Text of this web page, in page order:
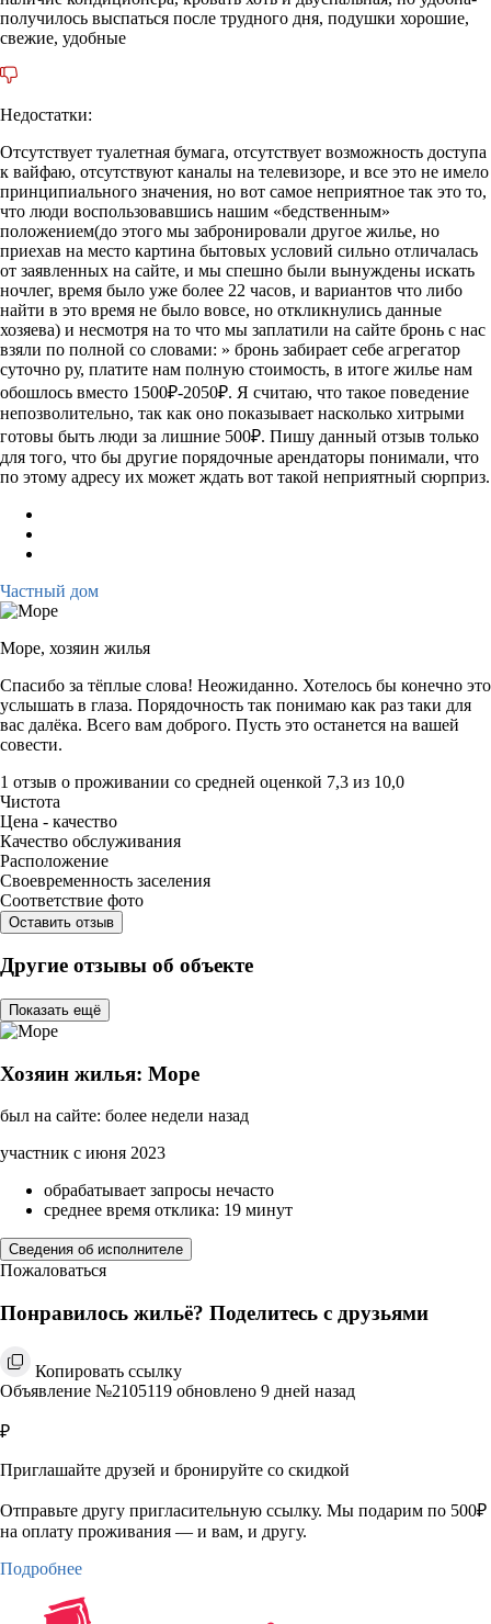
получилось выспаться после трудного дня, подушки хорошие,
свежие, удобные
Недостатки:
Отсутствует туалетная бумага, отсутствует возможность доступа
к вайфаю, отсутствуют каналы на телевизоре, и все это не имело
принципиального значения, но вот самое неприятное так это то,
что люди воспользовавшись нашим «бедственным»
положением(до этого мы забронировали другое жилье, но
приехав на место картина бытовых условий сильно отличалась
от заявленных на сайте, и мы спешно были вынуждены искать
ночлег, время было уже более 22 часов, и вариантов что либо
найти в это время не было вовсе, но откликнулись данные
хозяева) и несмотря на то что мы заплатили на сайте бронь с нас
взяли по полной со словами: » бронь забирает себе агрегатор
суточно ру, платите нам полную стоимость, в итоге жилье нам
обошлось вместо 1500₽-2050₽. Я считаю, что такое поведение
непозволительно, так как оно показывает насколько хитрыми
готовы быть люди за лишние 500₽. Пишу данный отзыв только
для того, что бы другие порядочные арендаторы понимали, что
по этому адресу их может ждать вот такой неприятный сюрприз.
Частный дом
Море, хозяин жилья
Спасибо за тёплые слова! Неожиданно. Хотелось бы конечно это
услышать в глаза. Порядочность так понимаю как раз таки для
вас далёка. Всего вам доброго. Пусть это останется на вашей
совести.
1 отзыв о проживании со средней оценкой 7,3 из 10,0
Чистота
Цена - качество
Качество обслуживания
Расположение
Своевременность заселения
Соответствие фото
Оставить отзыв
Другие отзывы об объекте
Показать ещё
Хозяин жилья: Море
был на сайте: более недели назад
участник с июня 2023
обрабатывает запросы нечасто
среднее время отклика: 19 минут
Сведения об исполнителе
Пожаловаться
Понравилось жильё? Поделитесь с друзьями
Копировать ссылку
Объявление №2105119 обновлено 9 дней назад
₽
Приглашайте друзей и бронируйте со скидкой
Отправьте другу пригласительную ссылку. Мы подарим по 500₽
на оплату проживания — и вам, и другу.
Подробнее